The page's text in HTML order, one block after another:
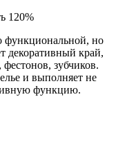
120%
функциональной, но
декоративный край,
зубчиков.
и выполняет не
функцию.